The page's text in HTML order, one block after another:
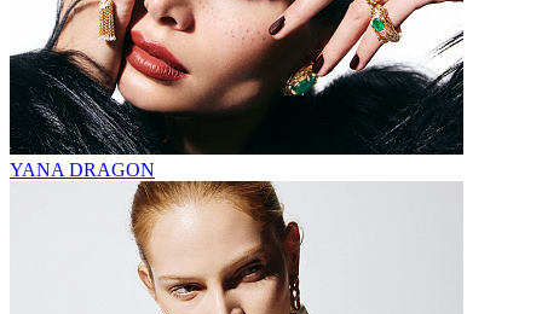
YANA DRAGON